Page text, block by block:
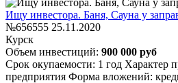
Ищу инвестора. Баня, Сауна у
№656555 25.11.2020
Курск
Объем инвестиций: 900 000 руб
Срок окупаемости: 1 год Характер
предприятия Форма вложений: